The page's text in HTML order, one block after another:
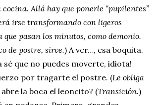
cocina. Allá hay que ponerle “pupilentes”
irse transformando con ligeros
que pasan los minutos, como demonio.
de postre, sirve.) A ver…, esa boquita.
sé que no puedes moverte, idiota!
por tragarte el postre. (Le obliga
abre la boca el leoncito? (Transición.)